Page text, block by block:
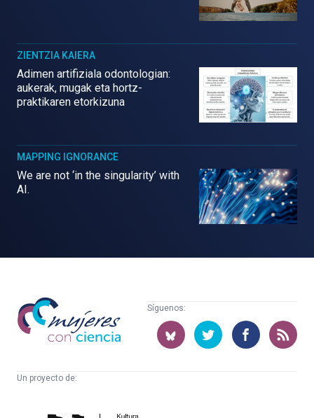
ZIENTZIA KAIERA
Adimen artifiziala odontologian:
aukerak, mugak eta hortz-
praktikaren etorkizuna
MAPPING IGNORANCE
We are not ‘in the singularity’ with
AI.
Mujeres
con
ciencia
Síguenos:
Un proyecto de: